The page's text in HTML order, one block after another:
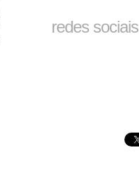
redes sociais